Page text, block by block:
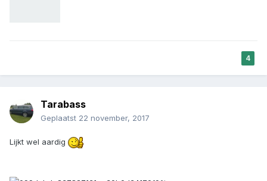
4
Tarabass
Geplaatst 22 november, 2017
Lijkt wel aardig